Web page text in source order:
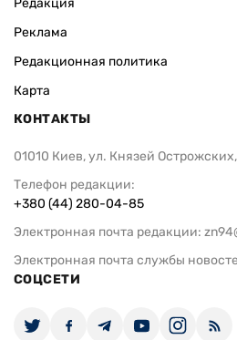
Редакция
Реклама
Редакционная политика
Карта
КОНТАКТЫ
01010 Киев, ул. Князей Острожских,
Телефон редакции:
+380 (44) 280-04-85
Электронная почта редакции:
Электронная почта службы
СОЦСЕТИ